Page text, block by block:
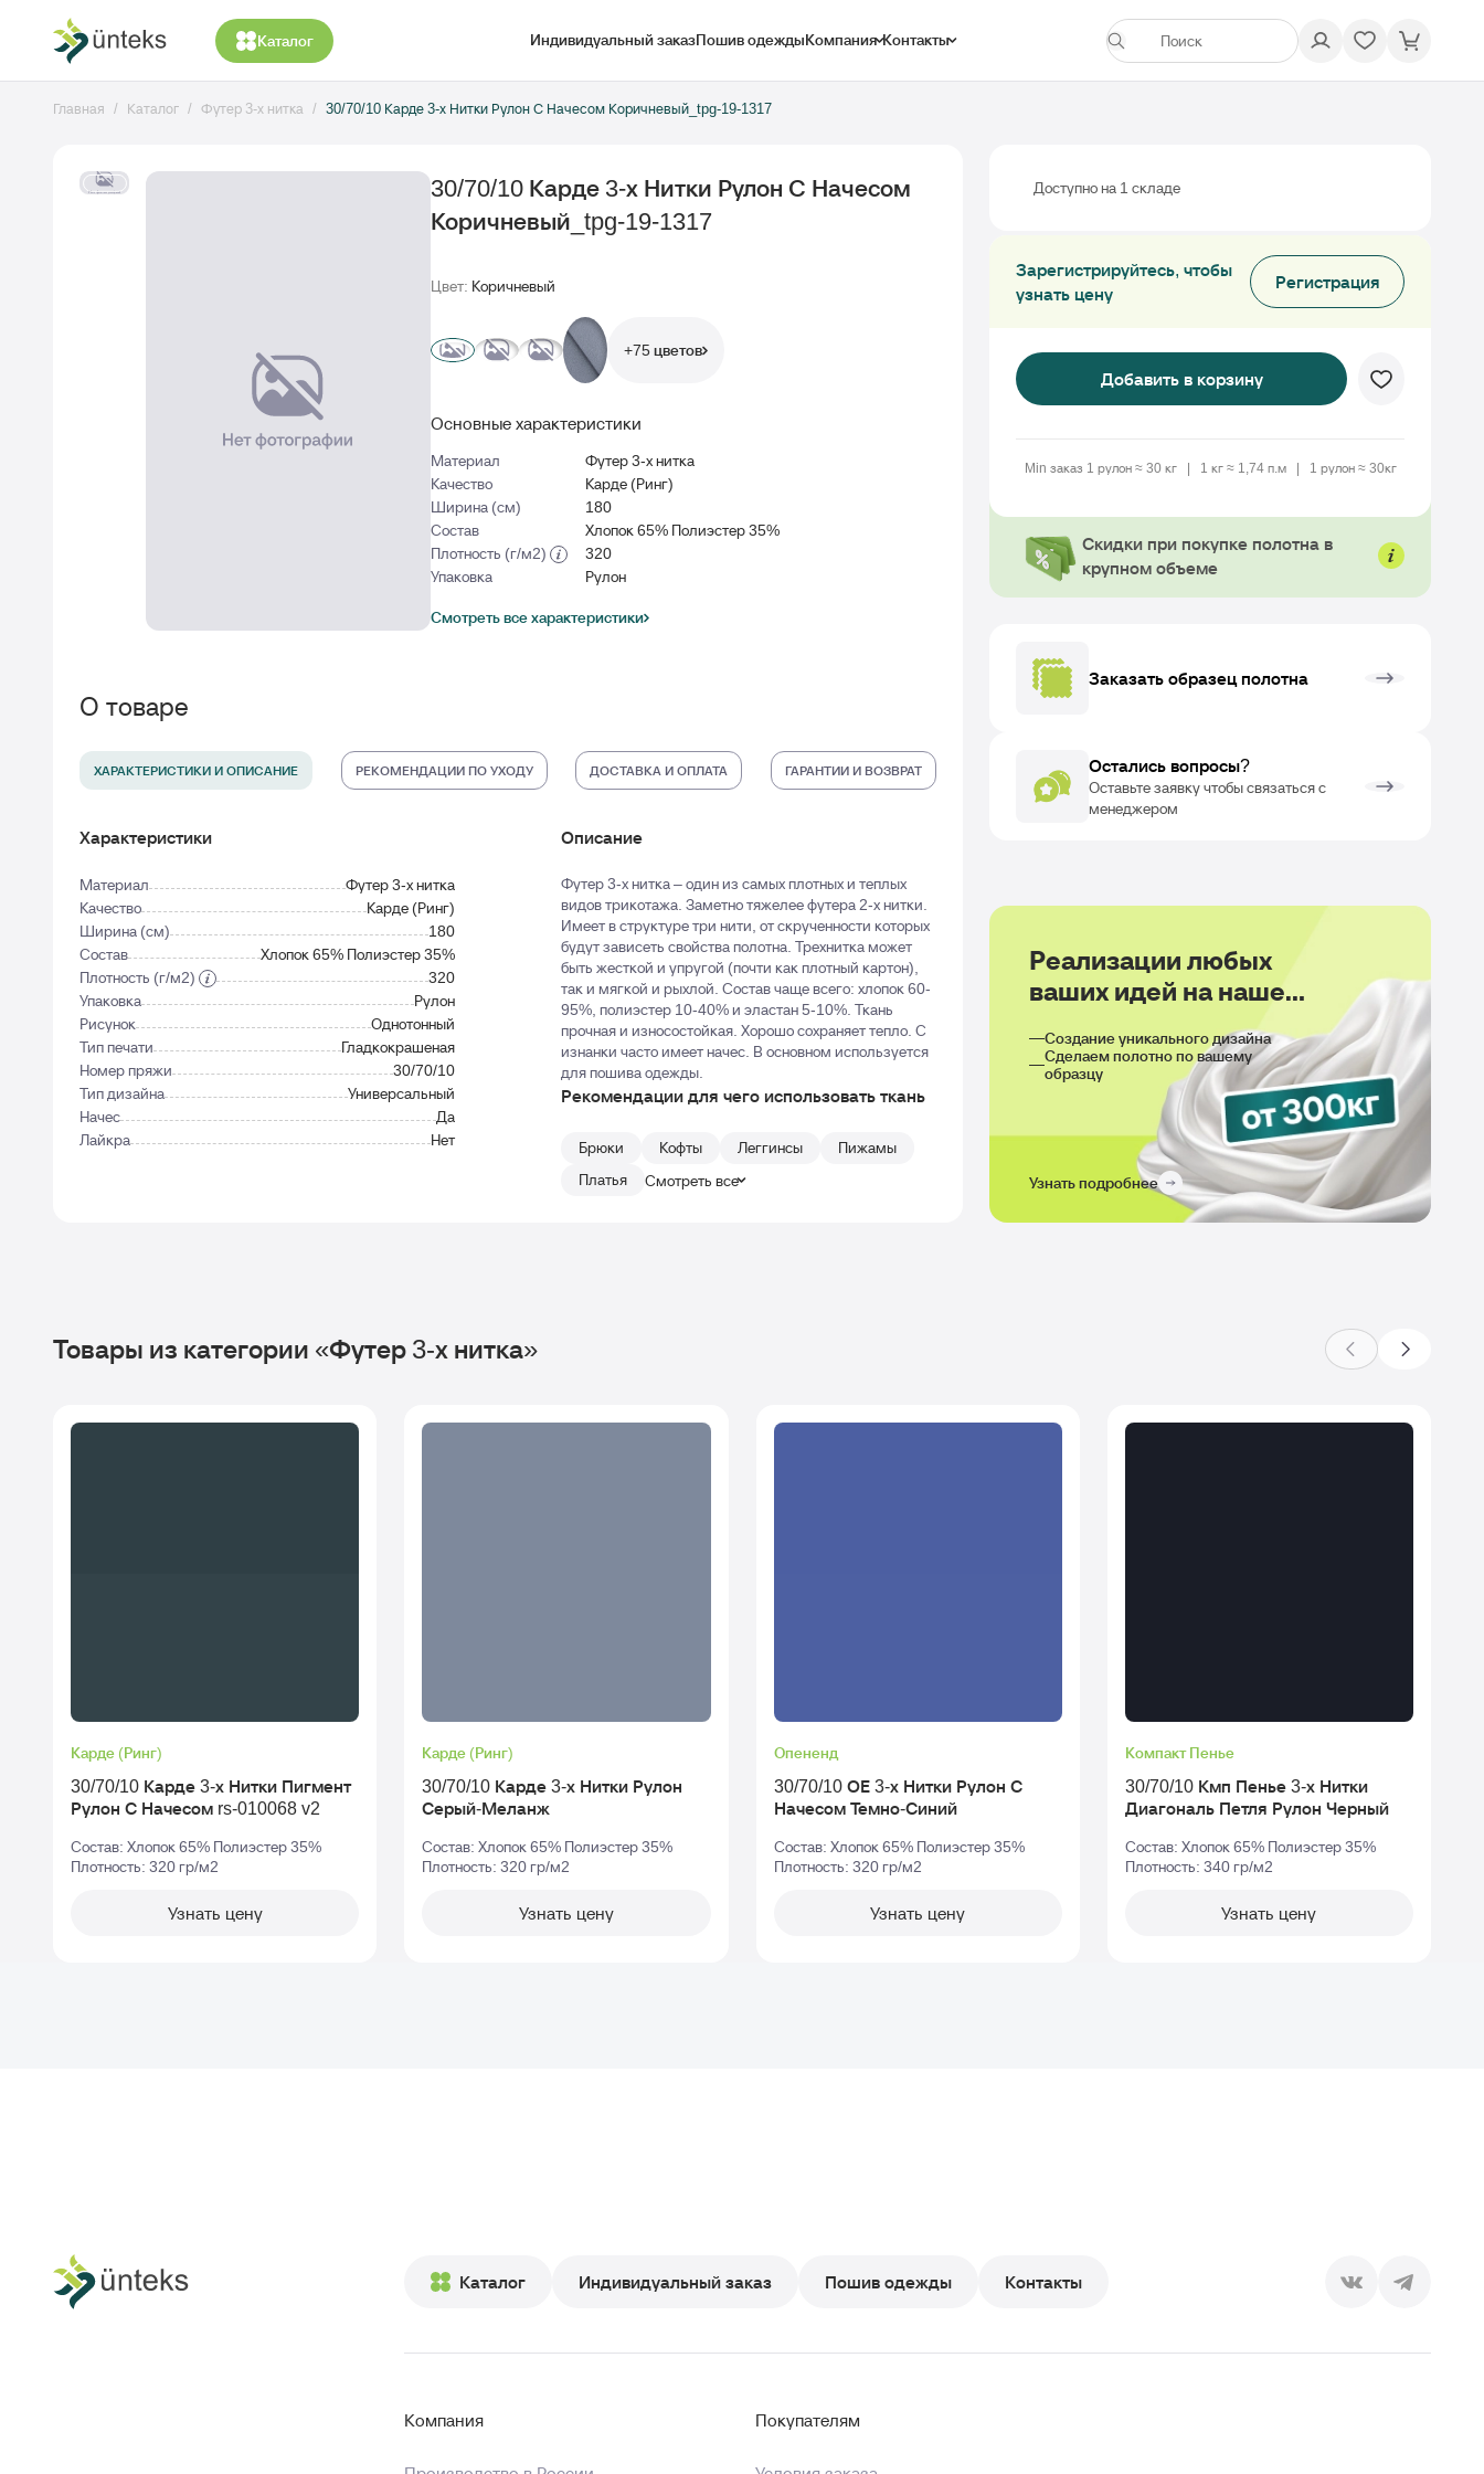
Каталог Индивидуальный заказПошив одеждыКомпания Контакты
Главная Каталог Футер 3-х нитка 30/70/10 Карде 3-х Нитки Рулон С Начесом Коричневый_tpg-19-1317
30/70/10 Карде 3-х Нитки Рулон С Начесом
Коричневый_tpg-19-1317
Цвет: Коричневый
+75 цветов
Основные характеристики
Материал
Футер 3-х нитка
Качество
Карде (Ринг)
Ширина (см)
180
Состав
Хлопок 65% Полиэстер 35%
Плотность (г/м2)
320
Упаковка
Рулон
Смотреть все характеристики
О товаре
ХАРАКТЕРИСТИКИ И ОПИСАНИЕ РЕКОМЕНДАЦИИ ПО УХОДУ ДОСТАВКА И ОПЛАТА ГАРАНТИИ И ВОЗВРАТ
Характеристики
Материал
Футер 3-х нитка
Качество
Карде (Ринг)
Ширина (см)
180
Состав
Хлопок 65% Полиэстер 35%
Плотность (г/м2)
320
Упаковка
Рулон
Рисунок
Однотонный
Тип печати
Гладкокрашеная
Номер пряжи
30/70/10
Тип дизайна
Универсальный
Начес
Да
Лайкра
Нет
Описание
Футер 3-х нитка – один из самых плотных и теплых
видов трикотажа. Заметно тяжелее футера 2-х нитки.
Имеет в структуре три нити, от скрученности которых
будут зависеть свойства полотна. Трехнитка может
быть жесткой и упругой (почти как плотный картон),
так и мягкой и рыхлой. Состав чаще всего: хлопок 60-
95%, полиэстер 10-40% и эластан 5-10%. Ткань
прочная и износостойкая. Хорошо сохраняет тепло. С
изнанки часто имеет начес. В основном используется
для пошива одежды.
Рекомендации для чего использовать ткань
Брюки Кофты Леггинсы
Пижамы
Платья
Смотреть все
Доступно на 1 складе
Зарегистрируйтесь, чтобы
узнать цену
Регистрация
Добавить в корзину
Min заказ 1 рулон ≈ 30 кг 1 кг ≈ 1,74 п.м 1 рулон ≈ 30кг
Скидки при покупке полотна в
крупном объеме
Заказать образец полотна
Остались вопросы?
Оставьте заявку чтобы связаться с
менеджером
Реализации любых
ваших идей на нашем
Создание уникального дизайна
Сделаем полотно по вашему
образцу
Узнать подробнее
Товары из категории «Футер 3-х нитка»
Карде (Ринг)
30/70/10 Карде 3-х Нитки Пигмент
Рулон С Начесом rs-010068 v2
Состав: Хлопок 65% Полиэстер 35%
Плотность: 320 гр/м2
Узнать цену
Карде (Ринг)
30/70/10 Карде 3-х Нитки Рулон
Серый-Меланж
Состав: Хлопок 65% Полиэстер 35%
Плотность: 320 гр/м2
Узнать цену
Опененд
30/70/10 ОЕ 3-х Нитки Рулон С
Начесом Темно-Синий
Состав: Хлопок 65% Полиэстер 35%
Плотность: 320 гр/м2
Узнать цену
Компакт Пенье
30/70/10 Кмп Пенье 3-х Нитки
Диагональ Петля Рулон Черный
Состав: Хлопок 65% Полиэстер 35%
Плотность: 340 гр/м2
Узнать цену
Каталог Индивидуальный заказ Пошив одежды Контакты
Компания Покупателям